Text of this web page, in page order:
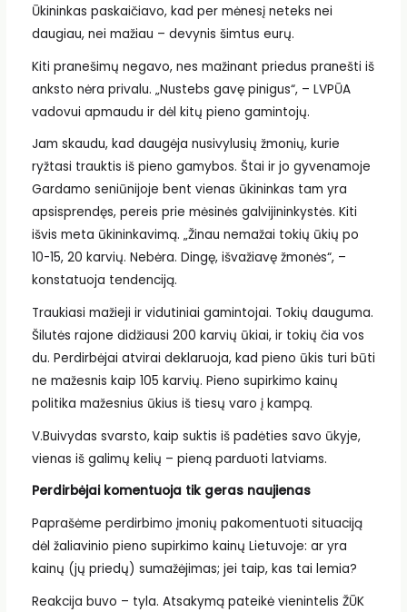
Ūkininkas paskaičiavo, kad per mėnesį neteks nei
daugiau, nei mažiau – devynis šimtus eurų.
Kiti pranešimų negavo, nes mažinant priedus pranešti iš
anksto nėra privalu. „Nustebs gavę pinigus“, – LVPŪA
vadovui apmaudu ir dėl kitų pieno gamintojų.
Jam skaudu, kad daugėja nusivylusių žmonių, kurie
ryžtasi trauktis iš pieno gamybos. Štai ir jo gyvenamoje
Gardamo seniūnijoje bent vienas ūkininkas tam yra
apsisprendęs, pereis prie mėsinės galvijininkystės. Kiti
išvis meta ūkininkavimą. „Žinau nemažai tokių ūkių po
10-15, 20 karvių. Nebėra. Dingę, išvažiavę žmonės“, –
konstatuoja tendenciją.
Traukiasi mažieji ir vidutiniai gamintojai. Tokių dauguma.
Šilutės rajone didžiausi 200 karvių ūkiai, ir tokių čia vos
du. Perdirbėjai atvirai deklaruoja, kad pieno ūkis turi būti
ne mažesnis kaip 105 karvių. Pieno supirkimo kainų
politika mažesnius ūkius iš tiesų varo į kampą.
V.Buivydas svarsto, kaip suktis iš padėties savo ūkyje,
vienas iš galimų kelių – pieną parduoti latviams.
Perdirbėjai komentuoja tik geras naujienas
Paprašėme perdirbimo įmonių pakomentuoti situaciją
dėl žaliavinio pieno supirkimo kainų Lietuvoje: ar yra
kainų (jų priedų) sumažėjimas; jei taip, kas tai lemia?
Reakcija buvo – tyla. Atsakymą pateikė vienintelis ŽŪK